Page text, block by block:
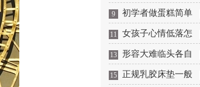
些
9 初学者做蛋糕简单
操作
11 女孩子心情低落怎
么哄
13 形容大难临头各自
飞的词
15 正规乳胶床垫一般